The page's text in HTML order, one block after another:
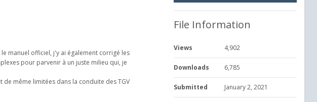
manuel officiel, j'y ai également corrigé les
pour parvenir à un juste milieu qui, je
même limitées dans la conduite des TGV
File Information
Views 4,902
Downloads 6,785
Submitted January 2, 2021